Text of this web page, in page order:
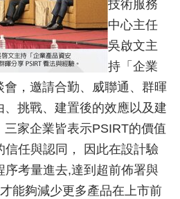
技術服務
中心主任
吳啟文主
持「企業
，邀請合勤、威聯通、群暉
挑戰、建置後的效應以及建
家企業皆表示PSIRT的價值
信任與認同， 因此在設計驗
序考量進去,達到超前佈署與
能夠減少更多產品在上市前